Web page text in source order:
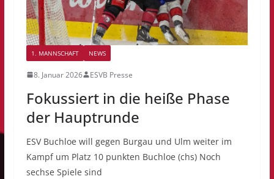
1. MANNSCHAFT NEWS
8. Januar 2026 ESVB Presse
Fokussiert in die heiße Phase
der Hauptrunde
ESV Buchloe will gegen Burgau und Ulm weiter im
Kampf um Platz 10 punkten Buchloe (chs) Noch
sechse Spiele sind